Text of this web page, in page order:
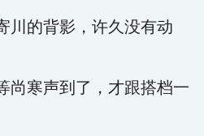
川的背影，许久没有动
尚寒声到了，才跟搭档一